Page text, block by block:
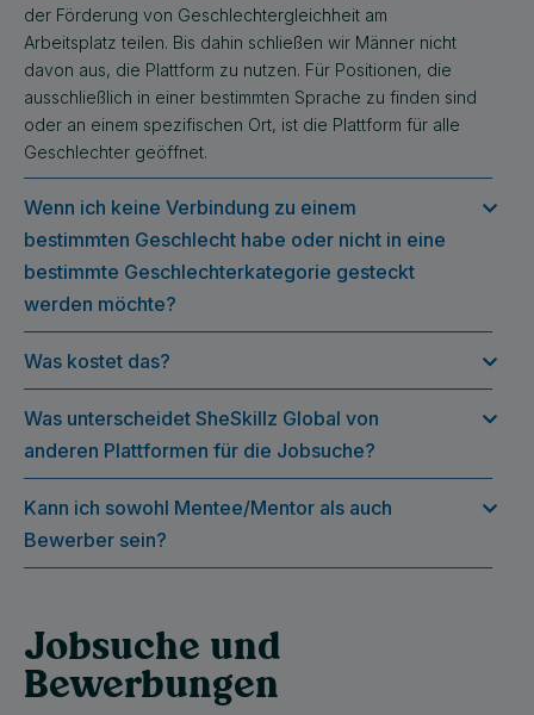
der Förderung von Geschlechtergleichheit am
Arbeitsplatz teilen. Bis dahin schließen wir Männer nicht
davon aus, die Plattform zu nutzen. Für Positionen, die
ausschließlich in einer bestimmten Sprache zu finden sind
oder an einem spezifischen Ort, ist die Plattform für alle
Geschlechter geöffnet.
Wenn ich keine Verbindung zu einem
bestimmten Geschlecht habe oder nicht in eine
bestimmte Geschlechterkategorie gesteckt
werden möchte?
Was kostet das?
Was unterscheidet SheSkillz Global von
anderen Plattformen für die Jobsuche?
Kann ich sowohl Mentee/Mentor als auch
Bewerber sein?
Jobsuche und
Bewerbungen